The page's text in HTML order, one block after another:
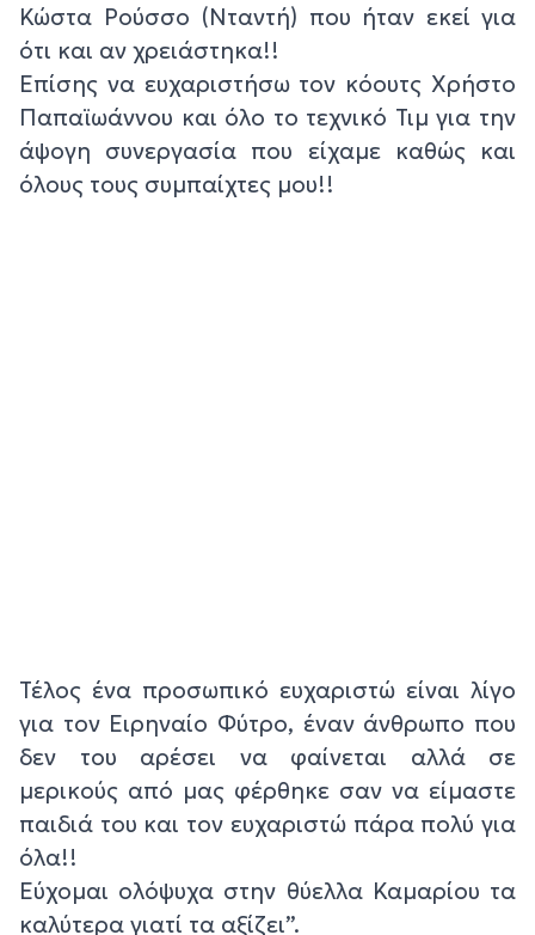
Κώστα Ρούσσο (Νταντή) που ήταν εκεί για
ότι και αν χρειάστηκα!!
Επίσης να ευχαριστήσω τον κόουτς Χρήστο
Παπαϊωάννου και όλο το τεχνικό Τιμ για την
άψογη συνεργασία που είχαμε καθώς και
όλους τους συμπαίχτες μου!!
Τέλος ένα προσωπικό ευχαριστώ είναι λίγο
για τον Ειρηναίο Φύτρο, έναν άνθρωπο που
δεν του αρέσει να φαίνεται αλλά σε
μερικούς από μας φέρθηκε σαν να είμαστε
παιδιά του και τον ευχαριστώ πάρα πολύ για
όλα!!
Εύχομαι ολόψυχα στην θύελλα Καμαρίου τα
καλύτερα γιατί τα αξίζει”.